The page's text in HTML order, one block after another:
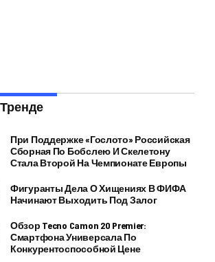
При Поддержке «Гослото» Российская
Сборная По Бобслею И Скелетону
Стала Второй На Чемпионате Европы
Фигуранты Дела О Хищениях В ФИФА
Начинают Выходить Под Залог
Обзор Tecno Camon 20 Premier:
Смартфона Универсала По
Конкурентоспособной Цене